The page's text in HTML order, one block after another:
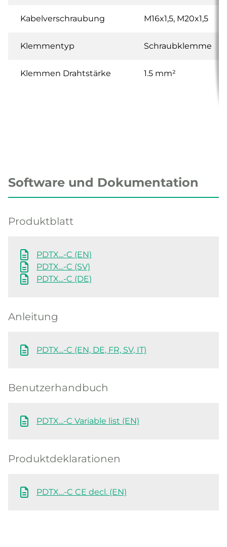
Kabelverschraubung M16x1,5, M20x1,5
Klemmentyp Schraubklemme
Klemmen Drahtstärke 1.5 mm²
Software und Dokumentation
Produktblatt
PDTX...-C (EN)
PDTX...-C (SV)
PDTX...-C (DE)
Anleitung
PDTX...-C (EN, DE, FR, SV, IT)
Benutzerhandbuch
PDTX...-C Variable list (EN)
Produktdeklarationen
PDTX…-C CE decl. (EN)